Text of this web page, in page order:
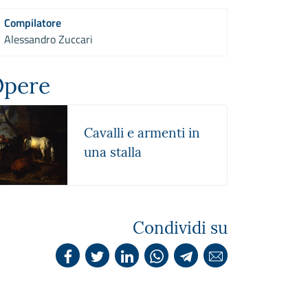
Compilatore
Alessandro Zuccari
Cavalli e armenti in
una stalla
Condividi su